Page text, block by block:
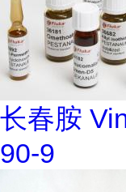
长春胺
90-9